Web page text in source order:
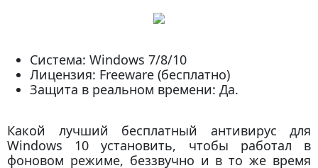
Система: Windows 7/8/10
Лицензия: Freeware (бесплатно)
Защита в реальном времени: Да.
Какой лучший бесплатный антивирус для
Windows 10 установить, чтобы работал в
фоновом режиме, беззвучно и в то же время